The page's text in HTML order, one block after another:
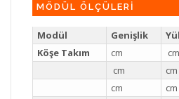
MÖDÜL ÖLÇÜLERİ
Modül Genişlik
Köşe Takım
cm cm
cm
cm
cm
cm